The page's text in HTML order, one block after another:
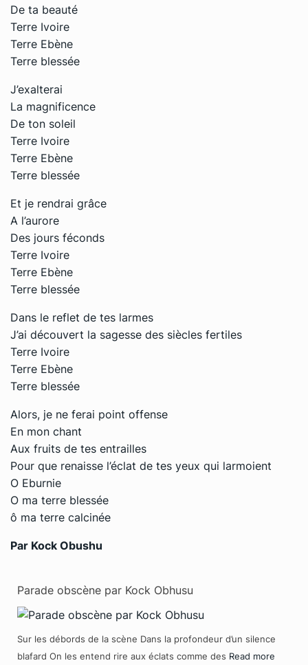
De ta beauté
Terre Ivoire
Terre Ebène
Terre blessée
J’exalterai
La magnificence
De ton soleil
Terre Ivoire
Terre Ebène
Terre blessée
Et je rendrai grâce
A l’aurore
Des jours féconds
Terre Ivoire
Terre Ebène
Terre blessée
Dans le reflet de tes larmes
J’ai découvert la sagesse des siècles fertiles
Terre Ivoire
Terre Ebène
Terre blessée
Alors, je ne ferai point offense
En mon chant
Aux fruits de tes entrailles
Pour que renaisse l’éclat de tes yeux qui larmoient
O Eburnie
O ma terre blessée
ô ma terre calcinée
Par Kock Obushu
Parade obscène par Kock Obhusu
Sur les débords de la scène Dans la profondeur d’un silence
blafard On les entend rire aux éclats comme des Read more